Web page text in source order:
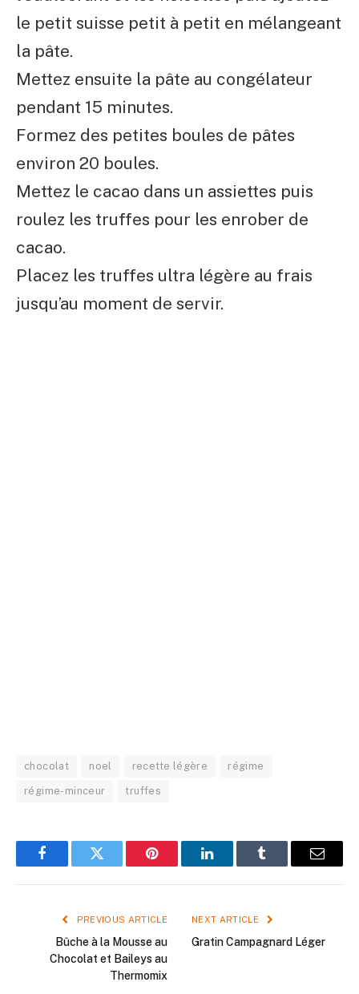
le petit suisse petit à petit en mélangeant
la pâte.
Mettez ensuite la pâte au congélateur
pendant 15 minutes.
Formez des petites boules de pâtes
environ 20 boules.
Mettez le cacao dans un assiettes puis
roulez les truffes pour les enrober de
cacao.
Placez les truffes ultra légère au frais
jusqu’au moment de servir.
chocolat noel recette légère régime
régime-minceur truffes
FacebookTwitter Pinterest LinkedInTumblr Email
PREVIOUS ARTICLE
Bûche à la Mousse au
Chocolat et Baileys au
Thermomix
NEXT ARTICLE
Gratin Campagnard Léger